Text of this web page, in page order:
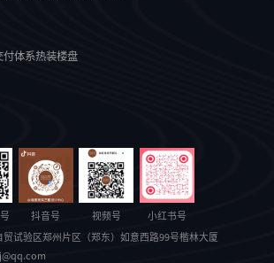
付体系热装楼盘
抖音号 视频号 小红书号
贸试验区郑州片区（郑东）如意西路99号楷林大厦